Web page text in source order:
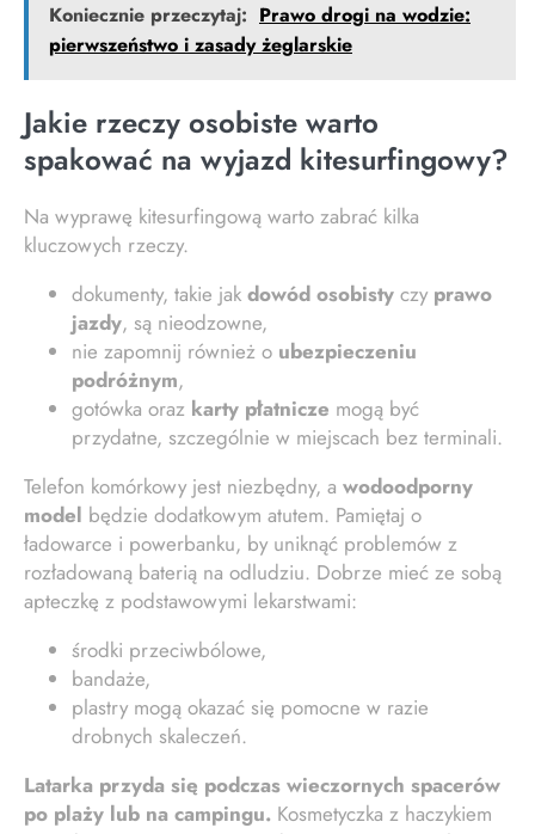
Koniecznie przeczytaj: Prawo drogi na wodzie:
pierwszeństwo i zasady żeglarskie
Jakie rzeczy osobiste warto
spakować na wyjazd kitesurfingowy?
Na wyprawę kitesurfingową warto zabrać kilka
kluczowych rzeczy.
dokumenty, takie jak dowód osobisty czy prawo
jazdy, są nieodzowne,
nie zapomnij również o ubezpieczeniu
podróżnym,
gotówka oraz karty płatnicze mogą być
przydatne, szczególnie w miejscach bez terminali.
Telefon komórkowy jest niezbędny, a wodoodporny
model będzie dodatkowym atutem. Pamiętaj o
ładowarce i powerbanku, by uniknąć problemów z
rozładowaną baterią na odludziu. Dobrze mieć ze sobą
apteczkę z podstawowymi lekarstwami:
środki przeciwbólowe,
bandaże,
plastry mogą okazać się pomocne w razie
drobnych skaleczeń.
Latarka przyda się podczas wieczornych spacerów
po plaży lub na campingu. Kosmetyczka z haczykiem